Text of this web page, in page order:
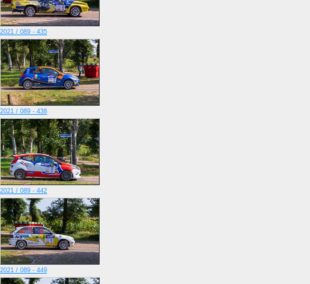
2021 / 089 - 435
2021 / 089 - 438
2021 / 089 - 442
2021 / 089 - 449